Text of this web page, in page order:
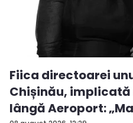
Fiica directoarei
Chișinău,
lângă Aeroport: